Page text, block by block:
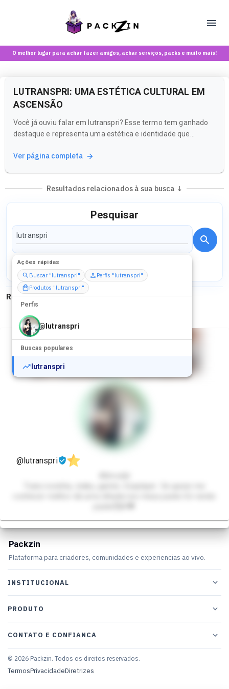
O melhor lugar para achar fazer amigos, achar serviços, packs e muito mais!
LUTRANSPRI: UMA ESTÉTICA CULTURAL EM
ASCENSÃO
Você já ouviu falar em lutranspri? Esse termo tem ganhado
destaque e representa uma estética e identidade que
importância de explorar essas nuances culturais e como elas
Ver página completa
Resultados relacionados à sua busca ↓
Pesquisar
Ações rápidas
Buscar "lutranspri"
Perfis "lutranspri"
Produtos "lutranspri"
Perfis
@ lutranspri
Buscas populares
lutranspri
Perfis
Resultados para"lutranspri"
@lutranspri
Packzin
Plataforma para criadores, comunidades e experiencias ao vivo.
INSTITUCIONAL
PRODUTO
CONTATO E CONFIANCA
© 2026 Packzin. Todos os direitos reservados.
TermosPrivacidadeDiretrizes